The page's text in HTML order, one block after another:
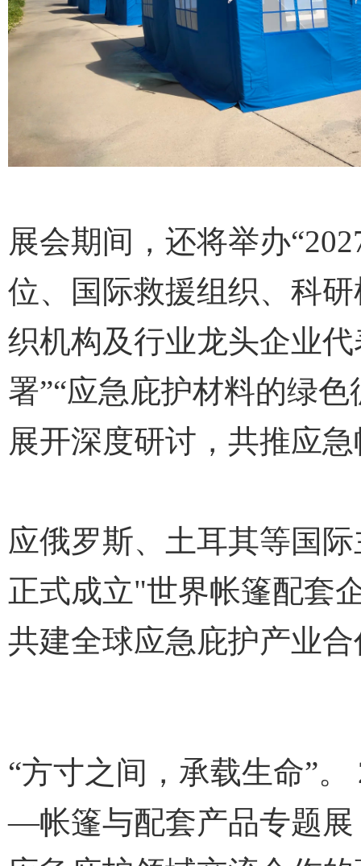
展会期间，还将举办
位、国际救援组织、科
织机构及行业龙头企业
署”“应急庇护材料的绿
展开深度研讨，共推应
应俄罗斯、土耳其等国
正式成立"世界帐篷配套
共建全球应急庇护产业
“方寸之间，承载生命”
—帐篷与配套产品专题展